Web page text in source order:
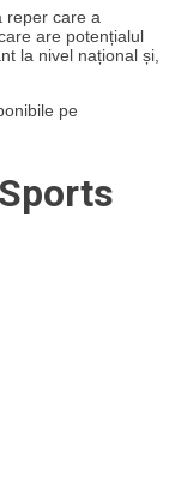
reper care a
are potențialul
la nivel național și,
pe